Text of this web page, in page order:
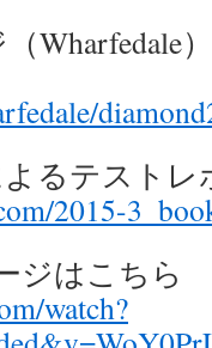
Wharfedale
るテストレ
2015-
ジはこちら
watch?